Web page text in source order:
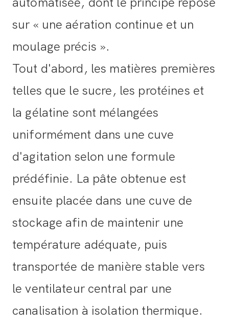
sur « une aération continue et un
moulage précis ».
Tout d'abord, les matières premières
telles que le sucre, les protéines et
la gélatine sont mélangées
uniformément dans une cuve
d'agitation selon une formule
prédéfinie. La pâte obtenue est
ensuite placée dans une cuve de
stockage afin de maintenir une
température adéquate, puis
transportée de manière stable vers
le ventilateur central par une
canalisation à isolation thermique.